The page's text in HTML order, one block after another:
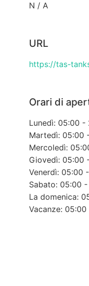
N / A
URL
https://tas-
Orari di
Lunedì: 05:00 -
Martedì: 05:00
Mercoledì:
Giovedì: 05:00
Venerdì: 05:00
Sabato: 05:00
La domenica:
Vacanze: